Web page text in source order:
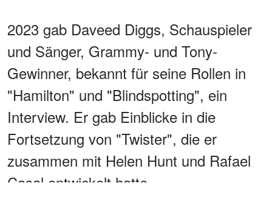
2023 gab Daveed Diggs, Schauspieler
und Sänger, Grammy- und Tony-
Gewinner, bekannt für seine Rollen in
"Hamilton" und "Blindspotting", ein
Interview. Er gab Einblicke in die
Fortsetzung von "Twister", die er
zusammen mit Helen Hunt und Rafael
Casal entwickelt hatte.